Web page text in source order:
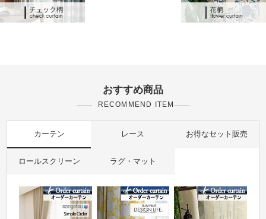
おすすめ商品
RECOMMEND ITEM
カーテン レース お得なセット販売
ロールスクリーン ラグ・マット